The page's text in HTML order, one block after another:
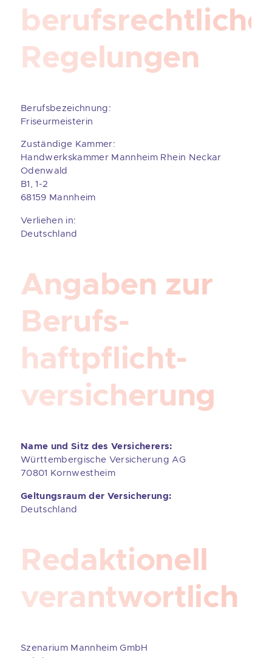
berufsrechtliche
Regelungen
Berufsbezeichnung:
Friseurmeisterin
Zuständige Kammer:
Handwerkskammer Mannheim Rhein Neckar
Odenwald
B1, 1-2
68159 Mannheim
Verliehen in:
Deutschland
Angaben zur
Berufs­
haftpflicht­
versicherung
Name und Sitz des Versicherers:
Württembergische Versicherung AG
70801 Kornwestheim
Geltungsraum der Versicherung:
Deutschland
Redaktionell
verantwortlich
Szenarium Mannheim GmbH